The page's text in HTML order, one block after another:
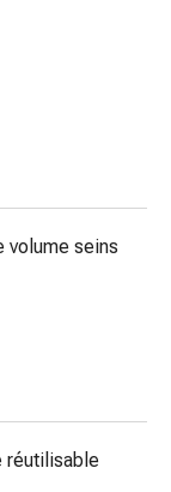
volume seins
réutilisable